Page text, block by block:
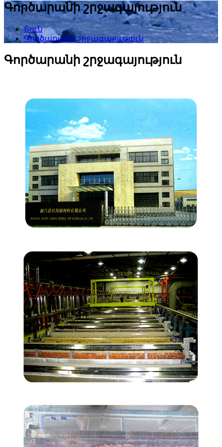
Գործարանի շրջագայություն
Տուն
Գործարանի շրջագայություն
Գործարանի շրջագայություն